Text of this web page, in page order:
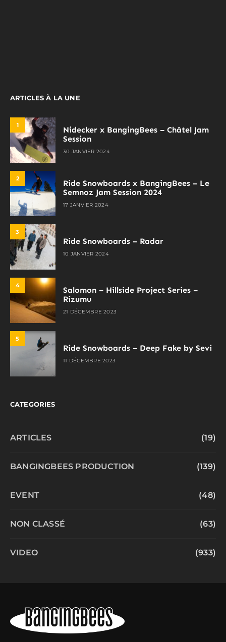
ARTICLES À LA UNE
1
Nidecker x BangingBees – Châtel Jam
Session
30 JANVIER 2024
2
Ride Snowboards x BangingBees – Le
Semnoz Jam Session 2024
17 JANVIER 2024
3
Ride Snowboards – Radar
10 JANVIER 2024
4
Salomon – Hillside Project Series –
Rizumu
21 DÉCEMBRE 2023
5
Ride Snowboards – Deep Fake by Sevi
11 DÉCEMBRE 2023
CATEGORIES
ARTICLES (19)
BANGINGBEES PRODUCTION (139)
EVENT (48)
NON CLASSÉ (63)
VIDEO (933)